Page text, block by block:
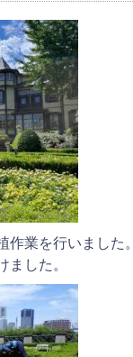
作業を行いました
した。